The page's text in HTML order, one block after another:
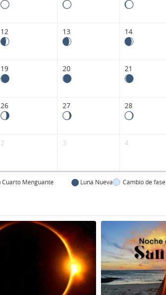
12 13 14
19 20 21
26 27 28
2 3 4
Cuarto Menguante Luna Nueva Cambio de fase